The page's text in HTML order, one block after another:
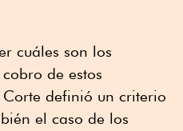
cuáles son los
de estos
definió un criterio
el caso de los